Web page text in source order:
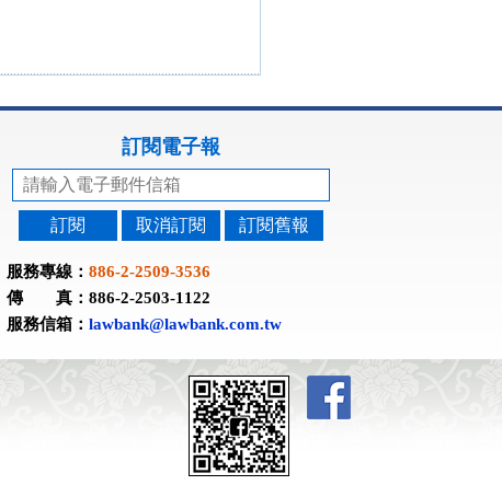
訂閱電子報
訂閱 取消訂閱 訂閱舊報
服務專線： 886-2-2509-3536
傳 真：886-2-2503-1122
服務信箱： lawbank@lawbank.com.tw